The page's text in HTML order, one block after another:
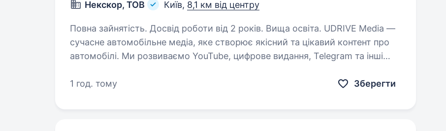
Некскор, ТОВ Київ, 8,1 км від центру
Повна зайнятість. Досвід роботи від 2 років. Вища освіта. UDRIVE Media —
сучасне автомобільне медіа, яке створює якісний та цікавий контент про
автомобілі. Ми розвиваємо YouTube, цифрове видання, Telegram та інші
1 год. тому
Зберегти